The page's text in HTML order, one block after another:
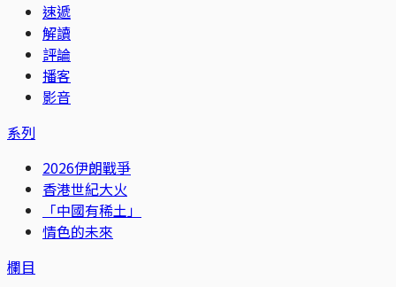
速遞
解讀
評論
播客
影音
系列
2026伊朗戰爭
香港世紀大火
「中國有稀土」
情色的未來
欄目